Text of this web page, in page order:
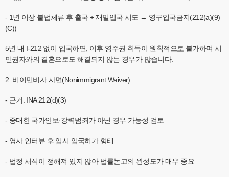
- 1년 이상 불법체류 후 출국 + 재밀입국 시도 → 영구입국금지(212(a)(9)
(C))
5년 내 I-212 없이 입국하면, 이후 영주권 취득이 원칙적으로 불가하며 시
민권자와의 결혼으로도 해결되지 않는 경우가 많습니다.
2. 비이민비자 사면(Nonimmigrant Waiver)
- 근거: INA 212(d)(3)
- 중대한 국가안보·강력범죄가 아닌 경우 가능성 검토
- 영사 인터뷰 후 임시 입국허가 형태
- 법정 서식이 정해져 있지 않아 법률논고의 완성도가 매우 중요